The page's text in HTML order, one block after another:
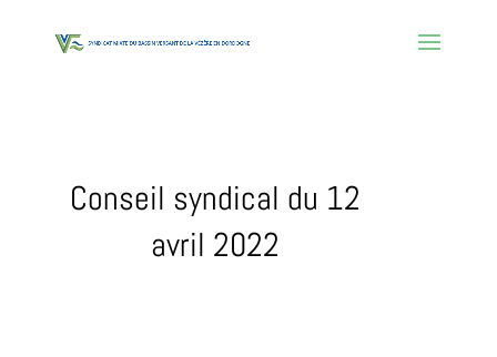
Conseil syndical du 12
avril 2022